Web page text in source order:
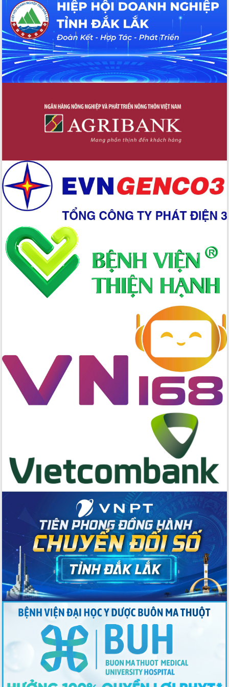
Hội thảo khoa học “Giải pháp thúc đẩy
phát triển nền kinh tế xanh tại tỉnh
Đắk Lắk”
Tăng cường giám sát, đôn đốc thực
hiện nhiệm vụ quản lý tài sản công
hàng tuần
Tháo gỡ những vướng mắc, đẩy mạnh
Đắk Lắk: Tôn vinh 46 giải pháp tại Hội
thi Sáng tạo Kỹ thuật 2024 - 2025
Đắk Lắk rà soát, điều chỉnh Đề án 190
Phó Chủ tịch UBND tỉnh Đắk Lắk
Trương Công Thái kiểm tra thực địa
Dự án cao tốc Khánh Hòa - Buôn Ma
Thuột
Định vị cà phê Việt Nam như một “di
sản sống” trong dòng chảy toàn cầu
Xây dựng nông thôn mới: Nâng cao đời
sống người dân từ những mô hình thiết
thực
Quyết liệt tháo gỡ vướng mắc, đẩy
nhanh tiến độ các dự án trọng điểm
trong Khu kinh tế Nam Phú Yên
Hòn Yến phát triển du lịch gắn với bảo
Phát động chiến dịch 30 ngày đêm
giải phóng mặt bằng Tuyến đường bộ
ven biển
Đắk Lắk nỗ lực thúc đẩy tăng trưởng
kinh tế từ 10% trở lên trong Quý
Thứ trưởng Bộ Y tế làm việc với tỉnh
Đắk Lắk về phát triển nhân lực y tế
cho trạm y tế cấp xã
Du lịch Đắk Lắk nâng tầm trải nghiệm
du khách thông qua Hệ thống cơ sở dữ
liệu và Bản đồ số
Tập huấn ứng dụng trí tuệ nhân tạo (AI)
trong thương mại điện tử năm 2026
Đoàn đại biểu Quốc hội tỉnh Đắk Lắk
trao đổi thông tin trước Kỳ họp thứ
nhất, Quốc hội khóa XVI
Quyết liệt cải cách hành chính, khơi
thông nguồn lực phát triển
Nâng cao hiệu lực, hiệu quả HĐND
tỉnh thông qua hiện đại hóa hành chính
Xã Ea Phê gắn cải cách hành chính với
chuyển đổi số
Phó Chủ tịch Thường trực UBND tỉnh
Hồ Thị Nguyên Thảo làm việc tại Trung